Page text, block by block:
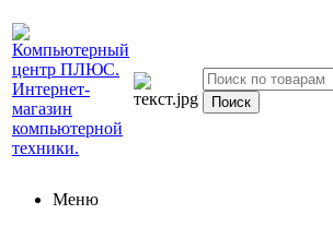
Меню